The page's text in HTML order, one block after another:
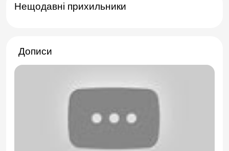
Нещодавні прихильники
Дописи